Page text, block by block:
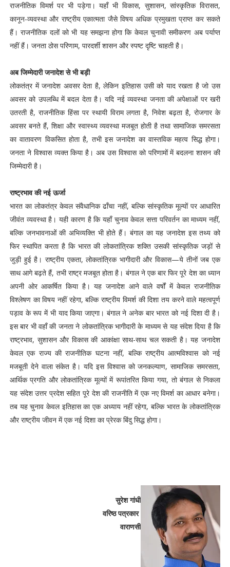
राजनीतिक विमर्श पर भी पड़ेगा। यहाँ भी विकास, सुशासन, सांस्कृतिक विरासत,
कानून-व्यवस्था और राष्ट्रीय एकात्मता जैसे विषय अधिक प्रमुखता प्राप्त कर सकते
हैं। राजनीतिक दलों को भी यह समझना होगा कि केवल चुनावी समीकरण अब पर्याप्त
नहीं हैं। जनता ठोस परिणाम, पारदर्शी शासन और स्पष्ट दृष्टि चाहती है।
अब जिम्मेदारी जनादेश से भी बड़ी
लोकतंत्र में जनादेश अवसर देता है, लेकिन इतिहास उसी को याद रखता है जो उस
अवसर को उपलब्धि में बदल देता है। यदि नई व्यवस्था जनता की अपेक्षाओं पर खरी
उतरती है, राजनीतिक हिंसा पर स्थायी विराम लगता है, निवेश बढ़ता है, रोजगार के
अवसर बनते हैं, शिक्षा और स्वास्थ्य व्यवस्था मजबूत होती है तथा सामाजिक समरसता
का वातावरण विकसित होता है, तभी इस जनादेश का वास्तविक महत्व सिद्ध होगा।
जनता ने विश्वास व्यक्त किया है। अब उस विश्वास को परिणामों में बदलना शासन की
जिम्मेदारी है।
राष्ट्रभाव की नई ऊर्जा
भारत का लोकतंत्र केवल संवैधानिक ढाँचा नहीं, बल्कि सांस्कृतिक मूल्यों पर आधारित
जीवंत व्यवस्था है। यही कारण है कि यहाँ चुनाव केवल सत्ता परिवर्तन का माध्यम नहीं,
बल्कि जनभावनाओं की अभिव्यक्ति भी होते हैं। बंगाल का यह जनादेश इस तथ्य को
फिर स्थापित करता है कि भारत की लोकतांत्रिक शक्ति उसकी सांस्कृतिक जड़ों से
जुड़ी हुई है। राष्ट्रीय एकता, लोकतांत्रिक भागीदारी और विकास—ये तीनों जब एक
साथ आगे बढ़ते हैं, तभी राष्ट्र मजबूत होता है। बंगाल ने एक बार फिर पूरे देश का ध्यान
अपनी ओर आकर्षित किया है। यह जनादेश आने वाले वर्षों में केवल राजनीतिक
विश्लेषण का विषय नहीं रहेगा, बल्कि राष्ट्रीय विमर्श की दिशा तय करने वाले महत्वपूर्ण
पड़ाव के रूप में भी याद किया जाएगा। बंगाल ने अनेक बार भारत को नई दिशा दी है।
इस बार भी वहाँ की जनता ने लोकतांत्रिक भागीदारी के माध्यम से यह संदेश दिया है कि
राष्ट्रभाव, सुशासन और विकास की आकांक्षा साथ-साथ चल सकती है। यह जनादेश
केवल एक राज्य की राजनीतिक घटना नहीं, बल्कि राष्ट्रीय आत्मविश्वास को नई
मजबूती देने वाला संकेत है। यदि इस विश्वास को जनकल्याण, सामाजिक समरसता,
आर्थिक प्रगति और लोकतांत्रिक मूल्यों में रूपांतरित किया गया, तो बंगाल से निकला
यह संदेश उत्तर प्रदेश सहित पूरे देश की राजनीति में एक नए विमर्श का आधार बनेगा।
तब यह चुनाव केवल इतिहास का एक अध्याय नहीं रहेगा, बल्कि भारत के लोकतांत्रिक
और राष्ट्रीय जीवन में एक नई दिशा का प्रेरक बिंदु सिद्ध होगा।
सुरेश गांधी
वरिष्ठ पत्रकार
वाराणसी